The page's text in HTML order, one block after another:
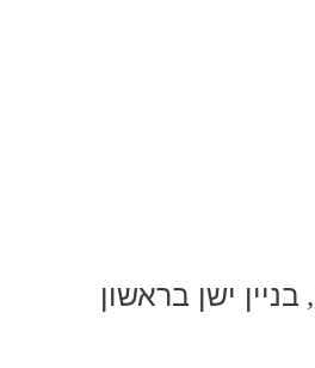
, בניין ישן בראשון